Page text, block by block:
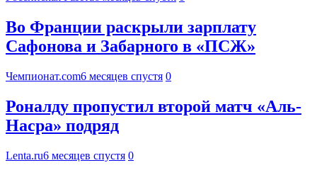
Во Франции раскрыли зарплату
Сафонова и Забарного в «ПСЖ»
Чемпионат.com6 месяцев спустя 0
Роналду пропустил второй матч «Аль-
Насра» подряд
Lenta.ru6 месяцев спустя 0